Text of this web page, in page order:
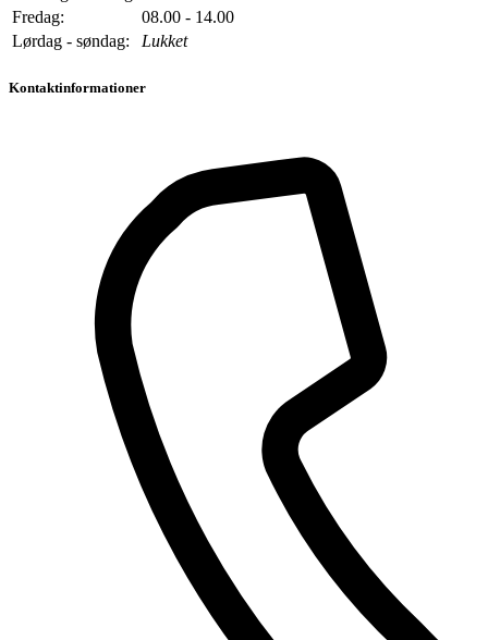
Fredag:
08.00 - 14.00
Lørdag - søndag:
Lukket
Kontaktinformationer